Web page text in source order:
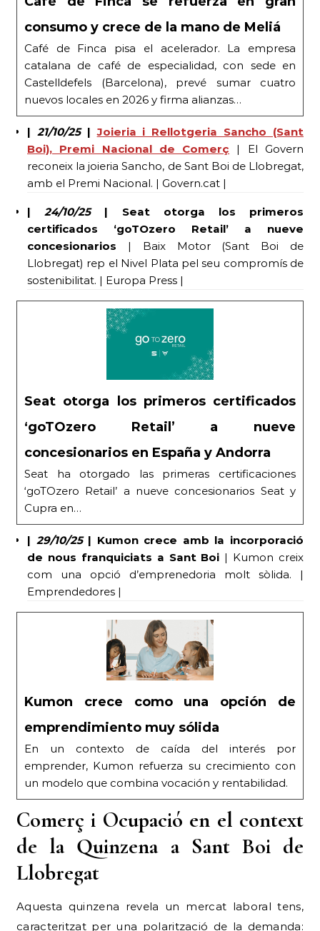
consumo y crece de la mano de Meliá
Café de Finca pisa el acelerador. La empresa
catalana de café de especialidad, con sede en
Castelldefels (Barcelona), prevé sumar cuatro
nuevos locales en 2026 y firma alianzas…
| 21/10/25| Joieria i Rellotgeria Sancho (Sant
Boi), Premi Nacional de Comerç | El Govern
reconeix la joieria Sancho, de Sant Boi de Llobregat,
amb el Premi Nacional. | Govern.cat |
|24/10/25| Seat otorga los primeros
certificados ‘goTOzero Retail’ a nueve
concesionarios | Baix Motor (Sant Boi de
Llobregat) rep el Nivel Plata pel seu compromís de
sostenibilitat. | Europa Press |
Seat otorga los primeros certificados
‘goTOzero Retail’ a nueve
concesionarios en España y Andorra
Seat ha otorgado las primeras certificaciones
‘goTOzero Retail’ a nueve concesionarios Seat y
Cupra en…
| 29/10/25| Kumon crece amb la incorporació
de nous franquiciats a Sant Boi | Kumon creix
com una opció d’emprenedoria molt sòlida. |
Emprendedores |
Kumon crece como una opción de
emprendimiento muy sólida
En un contexto de caída del interés por
emprender, Kumon refuerza su crecimiento con
un modelo que combina vocación y rentabilidad.
Comerç i Ocupació en el context
de la Quinzena a Sant Boi de
Llobregat
Aquesta quinzena revela un mercat laboral tens,
caracteritzat per una polarització de la demanda: